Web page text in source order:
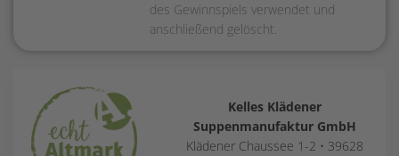
des Gewinnspiels verwendet und
anschließend gelöscht.
Kelles Klädener
Suppenmanufaktur GmbH
Klädener Chaussee 1-2 • 39628